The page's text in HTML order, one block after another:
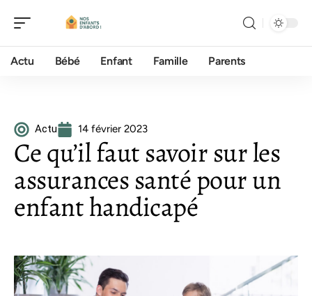
Actu Bébé Enfant Famille Parents
Actu 14 février 2023
Ce qu’il faut savoir sur les
assurances santé pour un
enfant handicapé